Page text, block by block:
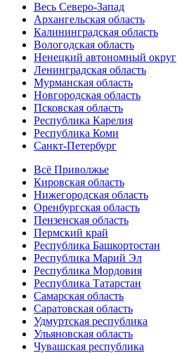
Весь Северо-Запад
Архангельская область
Калининградская область
Вологодская область
Ненецкий автономный округ
Ленинградская область
Мурманская область
Новгородская область
Псковская область
Республика Карелия
Республика Коми
Санкт-Петербург
Всё Приволжье
Кировская область
Нижегородская область
Оренбургская область
Пензенская область
Пермский край
Республика Башкортостан
Республика Марий Эл
Республика Мордовия
Республика Татарстан
Самарская область
Саратовская область
Удмуртская республика
Ульяновская область
Чувашская республика